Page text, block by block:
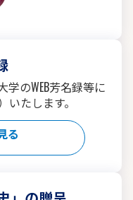
のWEB芳名録等に
たします。
る